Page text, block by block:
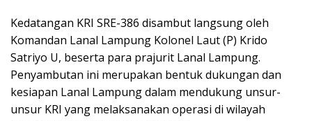
Kedatangan KRI SRE-386 disambut langsung oleh
Komandan Lanal Lampung Kolonel Laut (P) Krido
Satriyo U, beserta para prajurit Lanal Lampung.
Penyambutan ini merupakan bentuk dukungan dan
kesiapan Lanal Lampung dalam mendukung unsur-
unsur KRI yang melaksanakan operasi di wilayah